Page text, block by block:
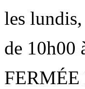
les
de 10h00